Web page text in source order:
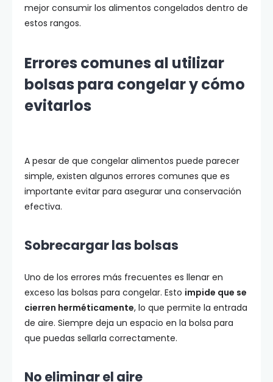
mejor consumir los alimentos congelados dentro de
estos rangos.
Errores comunes al utilizar
bolsas para congelar y cómo
evitarlos
A pesar de que congelar alimentos puede parecer
simple, existen algunos errores comunes que es
importante evitar para asegurar una conservación
efectiva.
Sobrecargar las bolsas
Uno de los errores más frecuentes es llenar en
exceso las bolsas para congelar. Esto impide que se
cierren herméticamente, lo que permite la entrada
de aire. Siempre deja un espacio en la bolsa para
que puedas sellarla correctamente.
No eliminar el aire